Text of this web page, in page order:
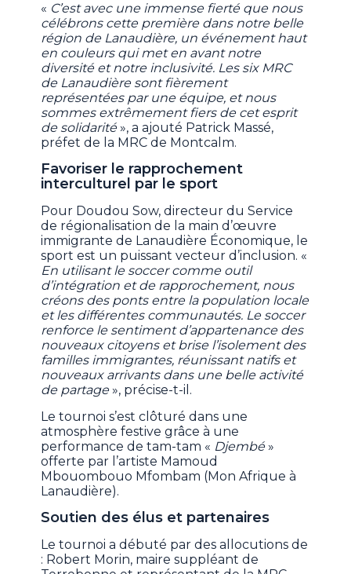
« C’est avec une immense fierté que nous
célébrons cette première dans notre belle
région de Lanaudière, un événement haut
en couleurs qui met en avant notre
diversité et notre inclusivité. Les six MRC
de Lanaudière sont fièrement
représentées par une équipe, et nous
sommes extrêmement fiers de cet esprit
de solidarité», a ajouté Patrick Massé,
préfet de la MRC de Montcalm.
Favoriser le rapprochement
interculturel par le sport
Pour Doudou Sow, directeur du Service
de régionalisation de la main d’œuvre
immigrante de Lanaudière Économique, le
sport est un puissant vecteur d’inclusion. «
En utilisant le soccer comme outil
d’intégration et de rapprochement, nous
créons des ponts entre la population locale
et les différentes communautés. Le soccer
renforce le sentiment d’appartenance des
nouveaux citoyens et brise l’isolement des
familles immigrantes, réunissant natifs et
nouveaux arrivants dans une belle activité
de partage», précise-t-il.
Le tournoi s’est clôturé dans une
atmosphère festive grâce à une
performance de tam-tam « Djembé»
offerte par l’artiste Mamoud
Mbouombouo Mfombam (Mon Afrique à
Lanaudière).
Soutien des élus et partenaires
Le tournoi a débuté par des allocutions de
: Robert Morin, maire suppléant de